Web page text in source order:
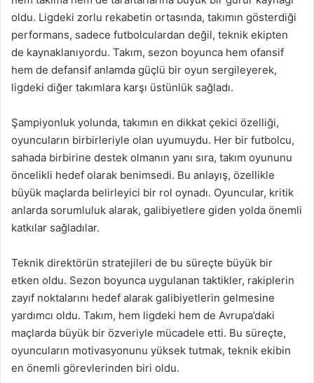
oldu. Ligdeki zorlu rekabetin ortasında, takımın gösterdiği
performans, sadece futbolculardan değil, teknik ekipten
de kaynaklanıyordu. Takım, sezon boyunca hem ofansif
hem de defansif anlamda güçlü bir oyun sergileyerek,
ligdeki diğer takımlara karşı üstünlük sağladı.
Şampiyonluk yolunda, takımın en dikkat çekici özelliği,
oyuncuların birbirleriyle olan uyumuydu. Her bir futbolcu,
sahada birbirine destek olmanın yanı sıra, takım oyununu
öncelikli hedef olarak benimsedi. Bu anlayış, özellikle
büyük maçlarda belirleyici bir rol oynadı. Oyuncular, kritik
anlarda sorumluluk alarak, galibiyetlere giden yolda önemli
katkılar sağladılar.
Teknik direktörün stratejileri de bu süreçte büyük bir
etken oldu. Sezon boyunca uygulanan taktikler, rakiplerin
zayıf noktalarını hedef alarak galibiyetlerin gelmesine
yardımcı oldu. Takım, hem ligdeki hem de Avrupa’daki
maçlarda büyük bir özveriyle mücadele etti. Bu süreçte,
oyuncuların motivasyonunu yüksek tutmak, teknik ekibin
en önemli görevlerinden biri oldu.